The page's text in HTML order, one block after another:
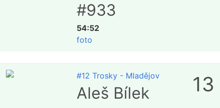
#933
54:52
foto
#12 Trosky - Mladějov
Aleš Bílek
13